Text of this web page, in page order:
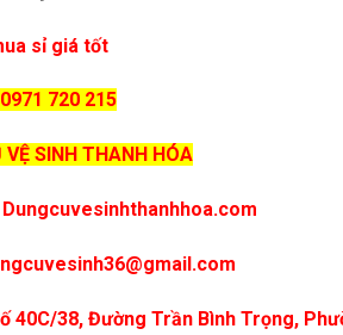
sỉ giá tốt
720 215
VỆ SINH THANH HÓA
40C/38, Đường Trần Bình Trọng,